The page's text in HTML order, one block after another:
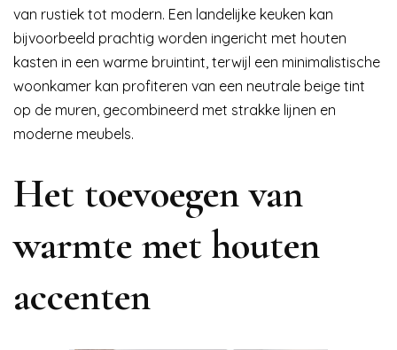
van rustiek tot modern. Een landelijke keuken kan
bijvoorbeeld prachtig worden ingericht met houten
kasten in een warme bruintint, terwijl een minimalistische
woonkamer kan profiteren van een neutrale beige tint
op de muren, gecombineerd met strakke lijnen en
moderne meubels.
Het toevoegen van
warmte met houten
accenten